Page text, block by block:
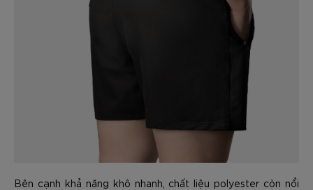
Bên cạnh khả năng khô nhanh, chất liệu polyester còn nổi